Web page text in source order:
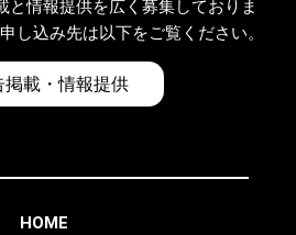
と情報提供を広く募集しておりま
し込み先は以下をご覧ください。
掲載・情報提供
HOME